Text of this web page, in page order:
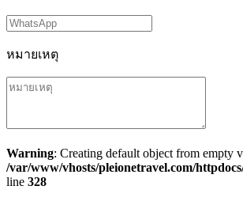
หมายเหตุ
Warning: Creating default object from empty
/var/www/vhosts/pleionetravel.com/
line 328